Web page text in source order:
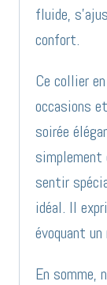
fluide,
confort.
Ce collier
occasions
soirée
simplement
sentir
idéal. Il
évoquant
En somme,